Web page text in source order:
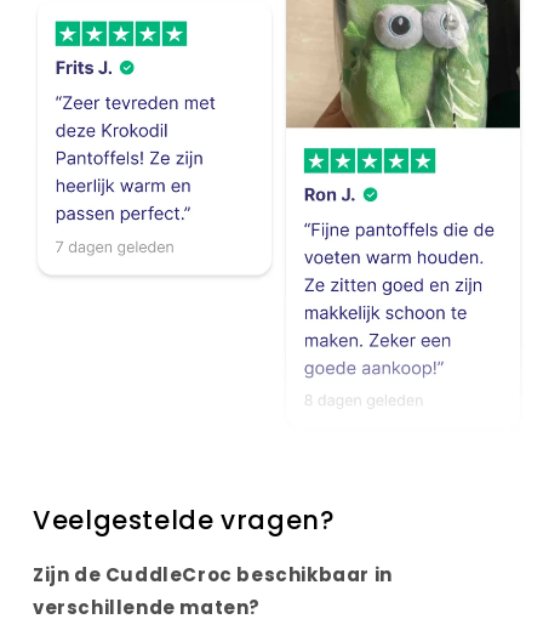
Veelgestelde vragen?
Zijn de CuddleCroc beschikbaar in
verschillende maten?